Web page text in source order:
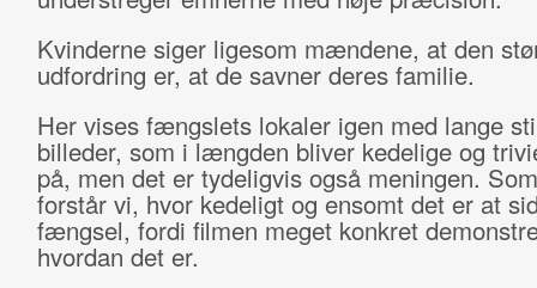
Kvinderne siger ligesom mændene, at den
udfordring er, at de savner deres familie.
Her vises fængslets lokaler igen med lange
billeder, som i længden bliver kedelige og
på, men det er tydeligvis også meningen.
forstår vi, hvor kedeligt og ensomt det er at
fængsel, fordi filmen meget konkret
hvordan det er.